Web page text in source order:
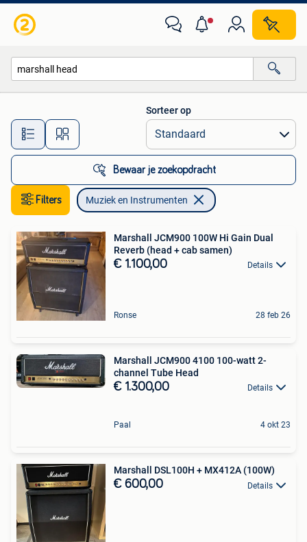
Alle afstanden…
Sorteer op
Bewaar je zoekopdracht
Filters Muziek en Instrumenten
Marshall JCM900 100W Hi Gain Dual
Reverb (head + cab samen)
€ 1.100,00 Details
Ronse 28 feb 26
Marshall JCM900 4100 100-watt 2-
channel Tube Head
€ 1.300,00 Details
Paal 4 okt 23
Marshall DSL100H + MX412A (100W)
€ 600,00 Details